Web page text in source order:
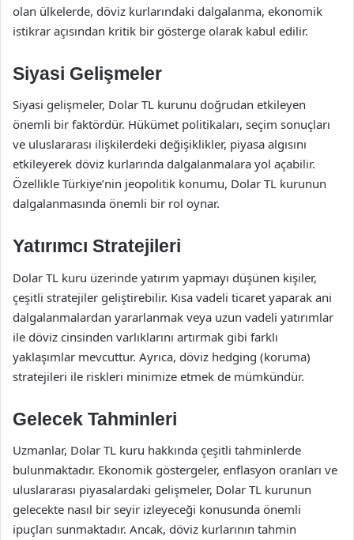
olan ülkelerde, döviz kurlarındaki dalgalanma, ekonomik
istikrar açısından kritik bir gösterge olarak kabul edilir.
Siyasi Gelişmeler
Siyasi gelişmeler, Dolar TL kurunu doğrudan etkileyen
önemli bir faktördür. Hükümet politikaları, seçim sonuçları
ve uluslararası ilişkilerdeki değişiklikler, piyasa algısını
etkileyerek döviz kurlarında dalgalanmalara yol açabilir.
Özellikle Türkiye’nin jeopolitik konumu, Dolar TL kurunun
dalgalanmasında önemli bir rol oynar.
Yatırımcı Stratejileri
Dolar TL kuru üzerinde yatırım yapmayı düşünen kişiler,
çeşitli stratejiler geliştirebilir. Kısa vadeli ticaret yaparak ani
dalgalanmalardan yararlanmak veya uzun vadeli yatırımlar
ile döviz cinsinden varlıklarını artırmak gibi farklı
yaklaşımlar mevcuttur. Ayrıca, döviz hedging (koruma)
stratejileri ile riskleri minimize etmek de mümkündür.
Gelecek Tahminleri
Uzmanlar, Dolar TL kuru hakkında çeşitli tahminlerde
bulunmaktadır. Ekonomik göstergeler, enflasyon oranları ve
uluslararası piyasalardaki gelişmeler, Dolar TL kurunun
gelecekte nasıl bir seyir izleyeceği konusunda önemli
ipuçları sunmaktadır. Ancak, döviz kurlarının tahmin